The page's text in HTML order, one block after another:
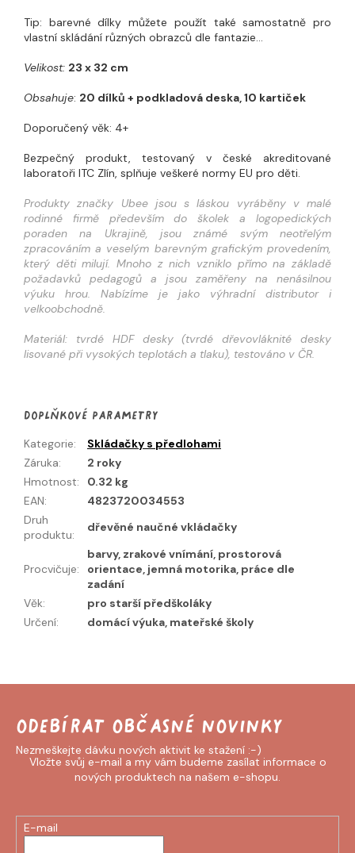
Tip: barevné dílky můžete použít také samostatně pro
vlastní skládání různých obrazců dle fantazie...
Velikost: 23 x 32 cm
Obsahuje: 20 dílků + podkladová deska, 10 kartiček
Doporučený věk: 4+
Bezpečný produkt, testovaný v české akreditované
laboratoři ITC Zlín, splňuje veškeré normy EU pro děti.
Produkty značky Ubee jsou s láskou vyráběny v malé
rodinné firmě především do školek a logopedických
poraden na Ukrajině, jsou známé svým neotřelým
zpracováním a veselým barevným grafickým provedením,
který děti milují. Mnoho z nich vzniklo přímo na základě
požadavků pedagogů a jsou zaměřeny na nenásilnou
výuku hrou. Nabízíme je jako výhradní distributor i
velkoobchodně.
Materiál: tvrdé HDF desky (tvrdé dřevovláknité desky
lisované při vysokých teplotách a tlaku), testováno v ČR.
Doplňkové parametry
Kategorie:
Skládačky s předlohami
Záruka:
2 roky
Hmotnost:
0.32 kg
EAN:
4823720034553
Druh
produktu:
dřevěné naučné vkládačky
Procvičuje:
barvy, zrakové vnímání, prostorová
orientace, jemná motorika, práce dle
zadání
Věk:
pro starší předškoláky
Určení: domácí výuka, mateřské školy
Vložte svůj e-mail a my vám budeme zasílat informace o
nových produktech na našem e-shopu.
E-mail